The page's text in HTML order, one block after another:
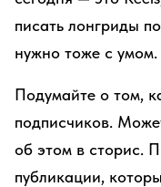
писать лонгриды
нужно тоже с умом.
Подумайте о том,
подписчиков.
об этом в сторис.
публикации,